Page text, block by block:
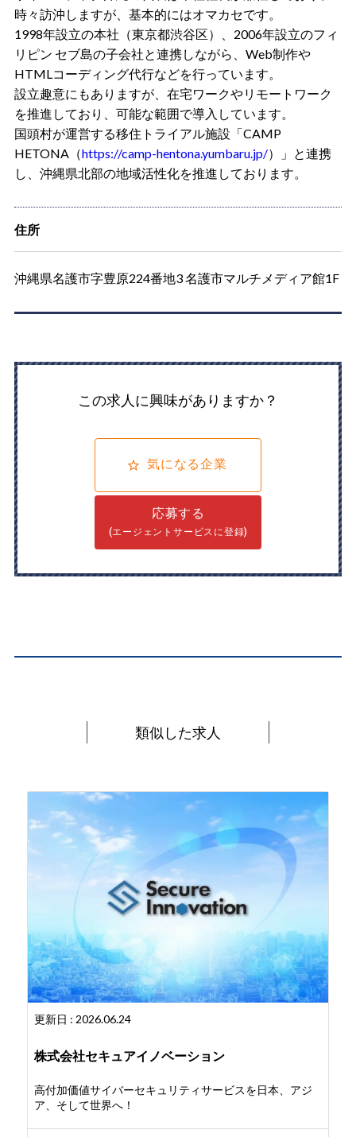
時々訪沖しますが、基本的にはオマカセです。
1998年設立の本社（東京都渋谷区）、2006年設立のフィ
リピン セブ島の子会社と連携しながら、Web制作や
HTMLコーディング代行などを行っています。
設立趣意にもありますが、在宅ワークやリモートワーク
を推進しており、可能な範囲で導入しています。
国頭村が運営する移住トライアル施設「CAMP
HETONA（https://camp-hentona.yumbaru.jp/）」と連携
し、沖縄県北部の地域活性化を推進しております。
住所
沖縄県名護市字豊原224番地3 名護市マルチメディア館1F
この求人に興味がありますか？
気になる企業
応募する
(エージェントサービスに登録)
類似した求人
更新日 : 2026.06.24
株式会社セキュアイノベーション
高付加価値サイバーセキュリティサービスを日本、アジ
ア、そして世界へ！